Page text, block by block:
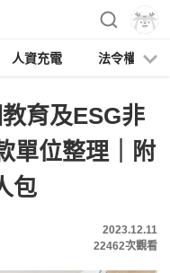
人資充電 法令權益
育及ESG非
單位整理｜附
包
2023.12.11
22462次觀看